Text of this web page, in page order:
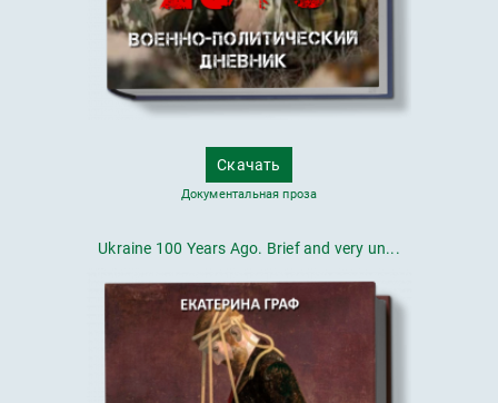
Скачать
Документальная проза
Ukraine 100 Years Ago. Brief and very un...